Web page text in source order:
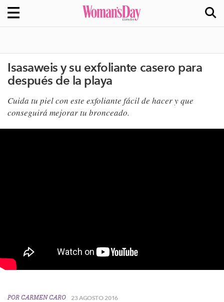
Isasaweis y su exfoliante casero para
después de la playa
Cuida tu piel con este exfoliante fácil de hacer y que
conseguirá mejorar tu bronceado.​
POR CARMEN CARO 23 AGOSTO 2016